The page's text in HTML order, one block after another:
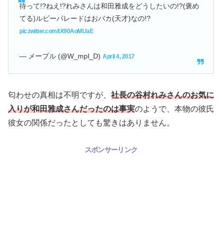
待って!?ねえ!?れみさんは和田雅成をどうしたいの!?(褒め
てる)ルビーパレードはおバカ(天才)なの!?
pic.twitter.com/tX90AoMUaE
— メープル (@W_mpl_D) April 4, 2017
匂わせの真相は不明ですが、 社長の谷村れみさんのお気に
入りが和田雅成さんだったのは事実のようで、本物の彼氏
彼女の関係だったとしても驚きはありません。
スポンサーリンク